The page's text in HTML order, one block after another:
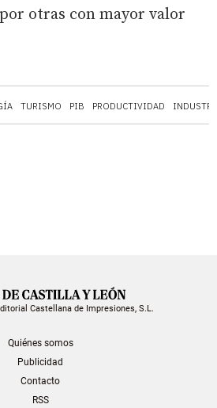
TURISMO PIB PRODUCTIVIDAD
otras con mayor valor
Castellana de Impresiones, S.L.
Quiénes somos
Publicidad
Contacto
RSS